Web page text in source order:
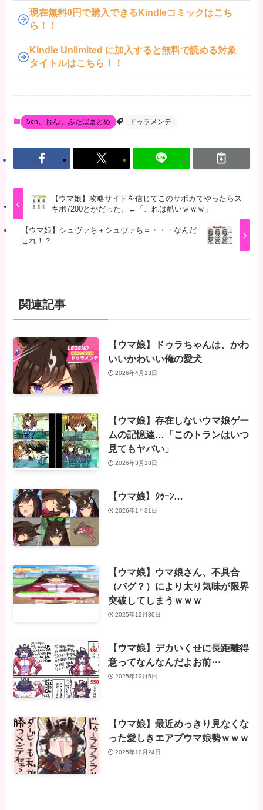
現在無料0円で購入できるKindleコミックはこち
ら！！
Kindle Unlimited に加入すると無料で読める対象
タイトルはこちら！！
5ch、おんj、ふたばまとめ ドゥラメンテ
【ウマ娘】攻略サイトを信じてこのサポカでやったらス
キポ7200とかだった。←「これは酷いｗｗｗ」
【ウマ娘】シュヴァち＋シュヴァち＝・・・なんだ
これ！？
関連記事
【ウマ娘】ドゥラちゃんは、かわ
いいかわいい俺の愛犬
2026年4月13日
【ウマ娘】存在しないウマ娘ゲー
ムの記憶達…「このトランはいつ
見てもヤバい」
2026年3月18日
【ウマ娘】ｸｩｰﾝ…
2026年1月31日
【ウマ娘】ウマ娘さん、不具合
（バグ？）により太り気味が限界
突破してしまうｗｗｗ
2025年12月30日
【ウマ娘】デカいくせに長距離得
意ってなんなんだよお前⋯
2025年12月5日
【ウマ娘】最近めっきり見なくな
った愛しきエアプウマ娘勢ｗｗｗ
2025年10月24日